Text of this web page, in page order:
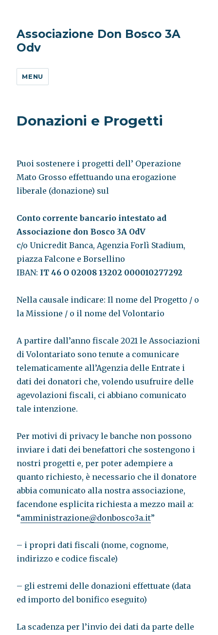
Associazione Don Bosco 3A
Odv
MENU
Donazioni e Progetti
Puoi sostenere i progetti dell’ Operazione
Mato Grosso effettuando una erogazione
liberale (donazione) sul
Conto corrente bancario intestato ad
Associazione don Bosco 3A OdV
c/o Unicredit Banca, Agenzia Forlì Stadium,
piazza Falcone e Borsellino
IBAN: IT 46 O 02008 13202 000010277292
Nella causale indicare: Il nome del Progetto / o
la Missione / o il nome del Volontario
A partire dall’anno fiscale 2021 le Associazioni
di Volontariato sono tenute a comunicare
telematicamente all’Agenzia delle Entrate i
dati dei donatori che, volendo usufruire delle
agevolazioni fiscali, ci abbiano comunicato
tale intenzione.
Per motivi di privacy le banche non possono
inviare i dati dei benefattori che sostengono i
nostri progetti e, per poter adempiere a
quanto richiesto, è necessario che il donatore
abbia comunicato alla nostra associazione,
facendone esplicita richiesta a mezzo mail a:
“amministrazione@donbosco3a.it”
– i propri dati fiscali (nome, cognome,
indirizzo e codice fiscale)
– gli estremi delle donazioni effettuate (data
ed importo del bonifico eseguito)
La scadenza per l’invio dei dati da parte delle